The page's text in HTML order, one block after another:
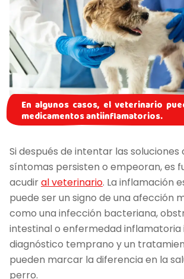
En algunos casos, el veterinario
medicamentos antiinflamatorios.
Si después de intentar las soluciones
síntomas persisten o empeoran, es
acudiral veterinario. La inflamación
puede ser un signo de una afección
como una infección bacteriana,
intestinal o enfermedad inflamatoria
diagnóstico temprano y un
pueden marcar la diferencia en la
perro.